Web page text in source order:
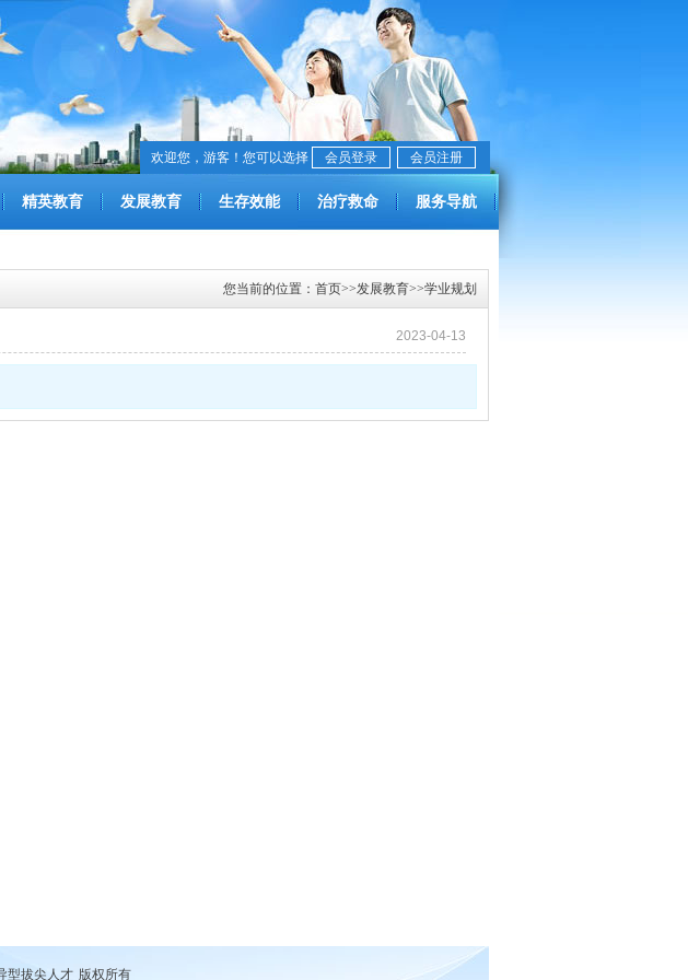
会员注册
会员登录
欢迎您，游客！您可以选择
精英教育 发展教育 生存效能 治疗救命 服务导航
您当前的位置： 首页>>发展教育>>学业规划
2023-04-13
型拔尖人才 版权所有